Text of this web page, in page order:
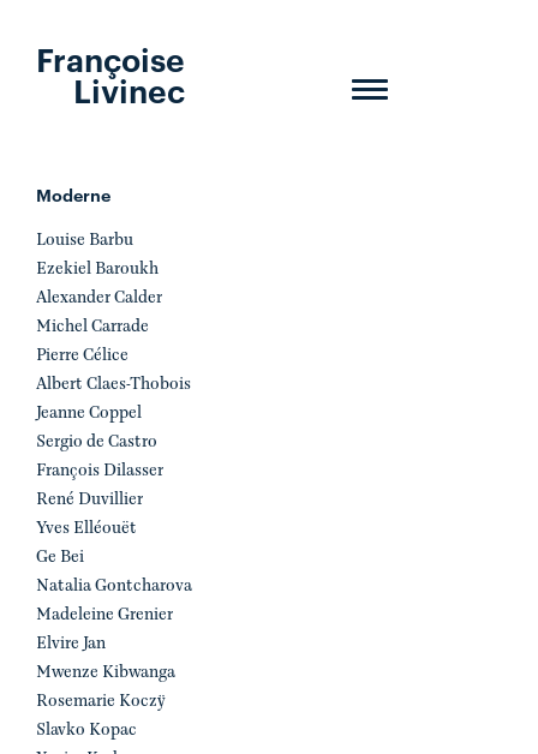
Toggle
Françoise
Livinec
Moderne
Louise Barbu
Ezekiel Baroukh
Alexander Calder
Michel Carrade
Pierre Célice
Albert Claes-Thobois
Jeanne Coppel
Sergio de Castro
François Dilasser
René Duvillier
Yves Elléouët
Ge Bei
Natalia Gontcharova
Madeleine Grenier
Elvire Jan
Mwenze Kibwanga
Rosemarie Koczÿ
Slavko Kopac